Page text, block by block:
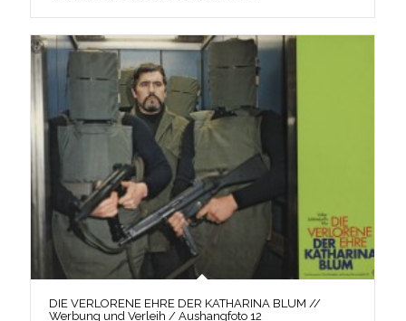
DIE VERLORENE EHRE DER KATHARINA BLUM //
Werbung und Verleih / Aushangfoto 12